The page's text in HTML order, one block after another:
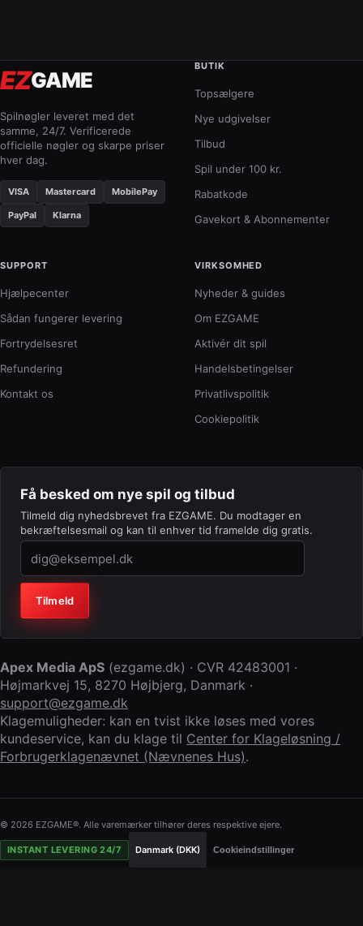
EZGAME
Spilnøgler leveret med det
samme, 24/7. Verificerede
officielle nøgler og skarpe priser
hver dag.
VISA Mastercard MobilePay
PayPal Klarna
BUTIK
Topsælgere
Nye udgivelser
Tilbud
Spil under 100 kr.
Rabatkode
Gavekort & Abonnementer
SUPPORT
Hjælpecenter
Sådan fungerer levering
Fortrydelsesret
Refundering
Kontakt os
VIRKSOMHED
Nyheder & guides
Om EZGAME
Aktivér dit spil
Handelsbetingelser
Privatlivspolitik
Cookiepolitik
Få besked om nye spil og tilbud
Tilmeld dig nyhedsbrevet fra EZGAME. Du modtager en
bekræftelsesmail og kan til enhver tid framelde dig gratis.
Virksomhed (lad feltet stå tomt)
Tilmeld
Apex Media ApS (ezgame.dk) · CVR 42483001 ·
Højmarkvej 15, 8270 Højbjerg, Danmark ·
support@ezgame.dk
Klagemuligheder: kan en tvist ikke løses med vores
kundeservice, kan du klage til Center for Klageløsning /
Forbrugerklagenævnet (Nævnenes Hus).
© 2026 EZGAME®. Alle varemærker tilhører deres respektive ejere.
INSTANT LEVERING 24/7 Danmark (DKK) Cookieindstillinger